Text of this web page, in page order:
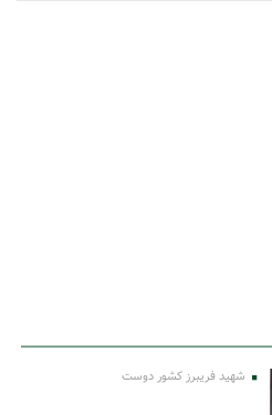
شهید فریبرز کشور دوست